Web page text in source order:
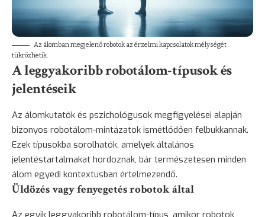
Az álomban megjelenő robotok az érzelmi kapcsolatok mélységét
tükrözhetik.
A leggyakoribb robotálom-típusok és
jelentéseik
Az álomkutatók és pszichológusok megfigyelései alapján
bizonyos robotálom-mintázatok ismétlődően felbukkannak.
Ezek típusokba sorolhatók, amelyek általános
jelentéstartalmakat hordoznak, bár természetesen minden
álom egyedi kontextusban értelmezendő.
Üldözés vagy fenyegetés robotok által